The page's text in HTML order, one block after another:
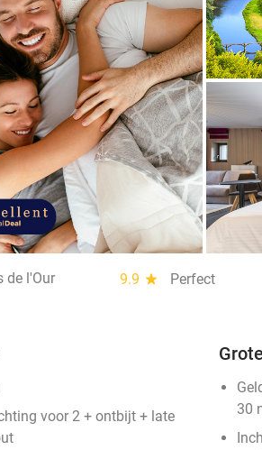
de l'Our 9.9 star
Perfect
voor 2 + ontbijt + late
30